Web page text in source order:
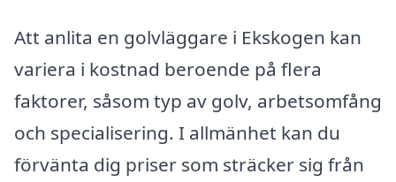
Att anlita en golvläggare i Ekskogen kan
variera i kostnad beroende på flera
faktorer, såsom typ av golv, arbetsomfång
och specialisering. I allmänhet kan du
förvänta dig priser som sträcker sig från